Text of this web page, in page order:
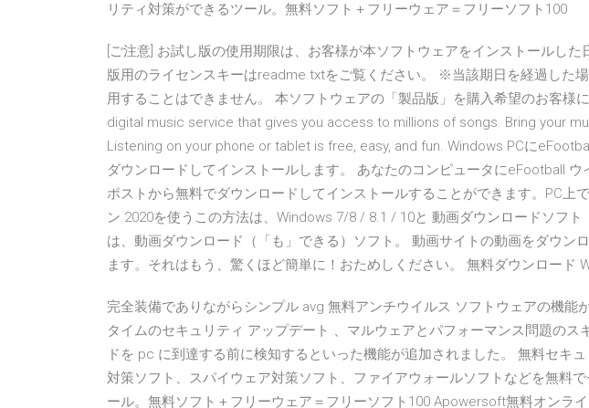
リティ対策ができるツール。無料ソフト＋フリーウェア＝フリーソフト100
[ご注意] お試し版の使用期限は、お客様が本ソフトウェアをインストールした
版用のライセンスキーはreadme.txtをご覧ください。 ※当該期日を経過した
用することはできません。 本ソフトウェアの「製品版」を購入希望のお客様
digital music service that gives you access to millions of songs. Bring your
Listening on your phone or tablet is free, easy, and fun. Windows PCに
ダウンロードしてインストールします。 あなたのコンピュータにeFootball ウ
ポストから無料でダウンロードしてインストールすることができます。PC上
ン 2020を使うこの方法は、Windows 7/8 / 8.1 / 10と 動画ダウンロードソフト
は、動画ダウンロード（「も」できる）ソフト。 動画サイトの動画をダウン
ます。それはもう、驚くほど簡単に！おためしください。 無料ダウンロード
完全装備でありながらシンプル avg 無料アンチウイルス ソフトウェアの機能
タイムのセキュリティ アップデート 、マルウェアとパフォーマンス問題のス
ドを pc に到達する前に検知するといった機能が追加されました。 無料セキ
対策ソフト、スパイウェア対策ソフト、ファイアウォールソフトなどを無料
ール。無料ソフト＋フリーウェア＝フリーソフト100 Apowersoft無料オンラ